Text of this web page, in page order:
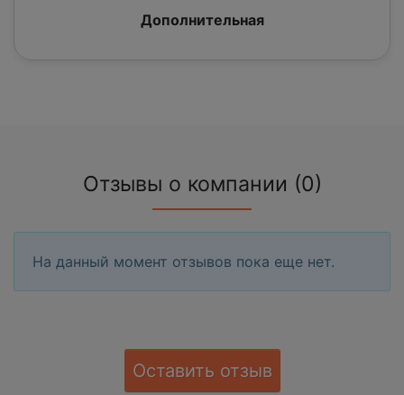
Дополнительная
Отзывы о компании (0)
На данный момент отзывов пока еще нет.
Оставить отзыв